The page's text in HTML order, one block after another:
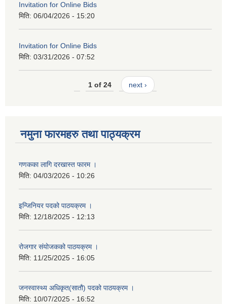
Invitation for Online Bids
मिति: 06/04/2026 - 15:20
Invitation for Online Bids
मिति: 03/31/2026 - 07:52
1 of 24 next ›
नमुना फारमहरु तथा पाठ्यक्रम
गणकका लागि दरखास्त फारम ।
मिति: 04/03/2026 - 10:26
इन्जिनियर पदको पाठयक्रम ।
मिति: 12/18/2025 - 12:13
रोजगार संयोजकको पाठयक्रम ।
मिति: 11/25/2025 - 16:05
जनस्वास्थ्य अधिकृत(सातौ) पदको पाठयक्रम ।
मिति: 10/07/2025 - 16:52